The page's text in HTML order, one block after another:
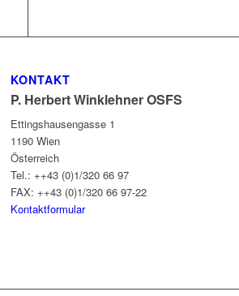
KONTAKT
P. Herbert Winklehner OSFS
Ettingshausengasse 1
1190 Wien
Österreich
Tel.: ++43 (0)1/320 66 97
FAX: ++43 (0)1/320 66 97-22
Kontaktformular